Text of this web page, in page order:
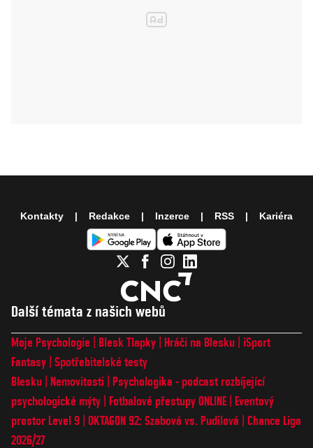
Další témata z našich webů
Moje Psychologie Blesk Tlapky Hráči na Blesku
iSport
Fantasy Spotřebitelské testy
Blesku
Nemovitosti
Psychologika - podcast rozbíjející
psychologické mýty
Fotbalové přestupy ONLINE
Eventový
prostor Level 9 OKTAGON 92: Szabová vs. Pudilová
Chance Liga
2026/27
Kontakty Redakce Inzerce RSS Kariéra